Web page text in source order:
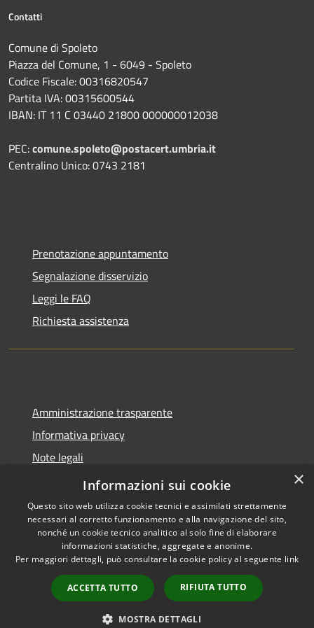
Contatti
Comune di Spoleto
Piazza del Comune, 1 - 6049 - Spoleto
Codice Fiscale: 00316820547
Partita IVA: 00315600544
IBAN: IT 11 C 03440 21800 000000012038
PEC:comune.spoleto@postacert.umbria.it
Centralino Unico: 0743 2181
Prenotazione appuntamento
Segnalazione disservizio
Leggi le FAQ
Richiesta assistenza
Amministrazione trasparente
Informativa privacy
Note legali
Dichiarazione di accessibilità
Accessibilità
Copyright © 2026 • Comune di
Spoleto • Powered by
Municipium•
Accesso
redazione
×
Informazioni sui cookie
Questo sito web utilizza cookie tecnici e assimilati strettamente
necessari al corretto funzionamento e alla navigazione del sito,
nonché un cookie tecnico analitico al solo fine di elaborare
informazioni statistiche, aggregate e anonime.
Per maggiori dettagli, può consultare la cookie policy al seguente link
ACCETTA TUTTO RIFIUTA TUTTO
MOSTRA DETTAGLI